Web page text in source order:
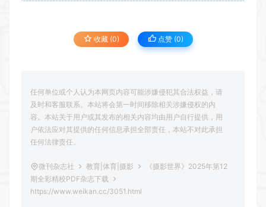
收藏 (0) 点赞 (0)
任何单位或个人认为本网页内容可能涉嫌侵犯其合法权益，请
及时和客服联系。本站将会第一时间移除相关涉嫌侵权的内
容。本站关于用户或其发布的相关内容均由用户自行提供，用
户依法应对其提供的任何信息承担全部责任，本站不对此承担
任何法律责任。
微刊杂志社 教育|体育|摄影
《摄影世界》2025年第12
期全彩精校PDF杂志下载
https://www.weikan.cc/3051.html